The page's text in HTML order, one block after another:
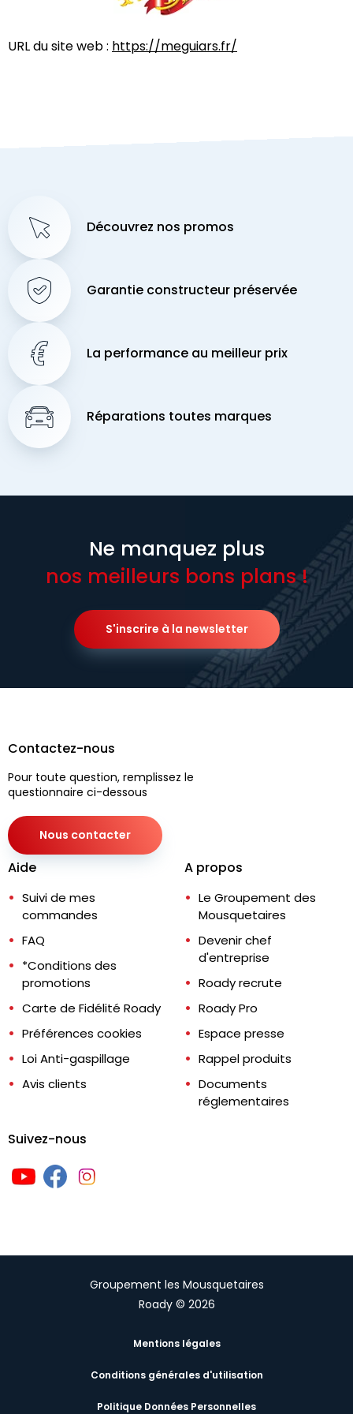
URL du site web : https://meguiars.fr/
Découvrez nos promos
Garantie constructeur préservée
La performance au meilleur prix
Réparations toutes marques
Ne manquez plus
nos meilleurs bons plans !
S'inscrire à la newsletter
Contactez-nous
Pour toute question, remplissez le
questionnaire ci-dessous
Nous contacter
Aide
Suivi de mes
commandes
FAQ
*Conditions des
promotions
Carte de Fidélité Roady
Préférences cookies
Loi Anti-gaspillage
Avis clients
A propos
Le Groupement des
Mousquetaires
Devenir chef
d'entreprise
Roady recrute
Roady Pro
Espace presse
Rappel produits
Documents
réglementaires
Suivez-nous
Groupement les Mousquetaires
Roady © 2026
Mentions légales
Conditions générales d'utilisation
Politique Données Personnelles